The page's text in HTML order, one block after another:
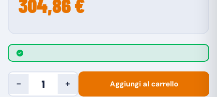
− + Aggiungi al carrello